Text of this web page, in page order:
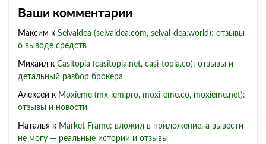
Ваши комментарии
Максим к Selvaldea (selvaldea.com, selval-dea.world): отзывы
о выводе средств
Михаил к Casitopia (casitopia.net, casi-topia.co): отзывы и
детальный разбор брокера
Алексей к Moxieme (mx-iem.pro, moxi-eme.co, moxieme.net):
отзывы и новости
Наталья к Market Frame: вложил в приложение, а вывести
не могу — реальные истории и отзывы